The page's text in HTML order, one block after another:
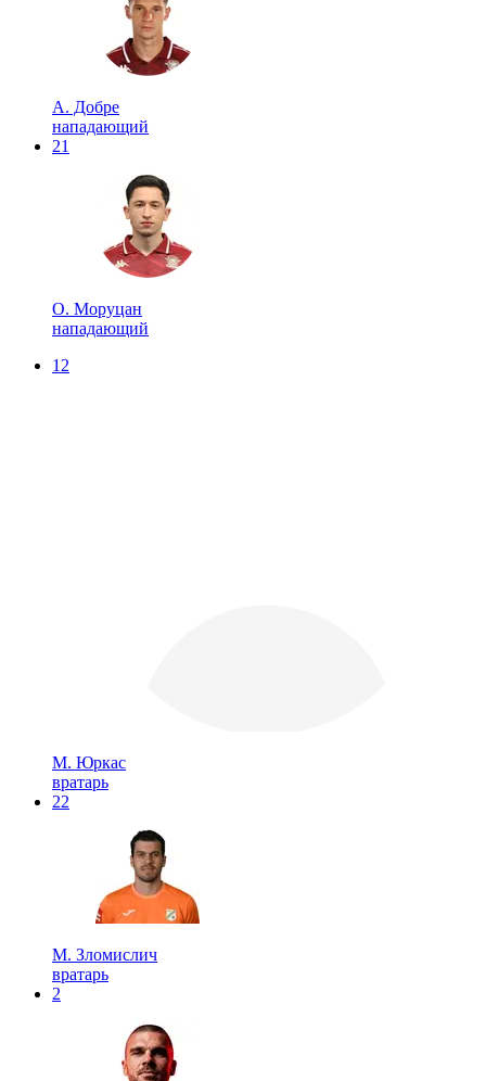
А. Добре
нападающий
21
О. Моруцан
нападающий
12
М. Юркас
вратарь
22
М. Зломислич
вратарь
2